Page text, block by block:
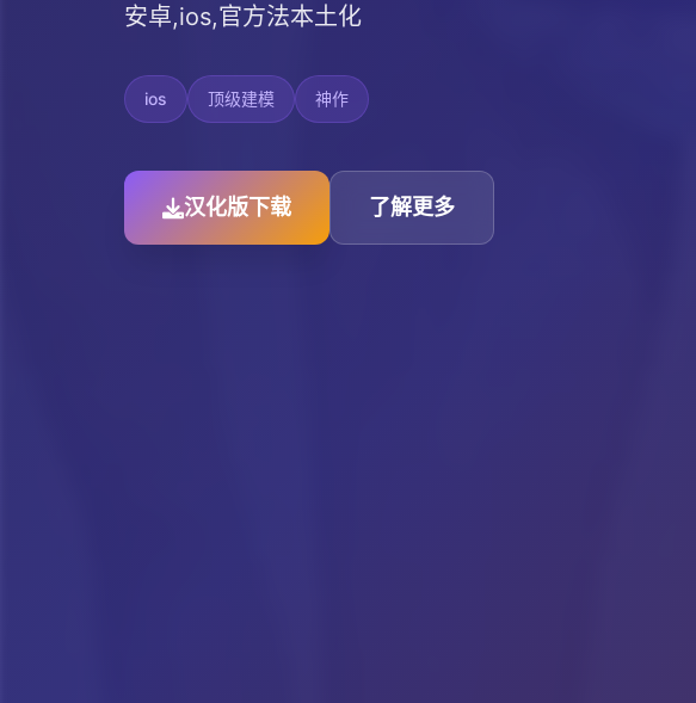
安卓,ios,官方法本土化
ios 顶级建模 神作
汉化版下载 了解更多